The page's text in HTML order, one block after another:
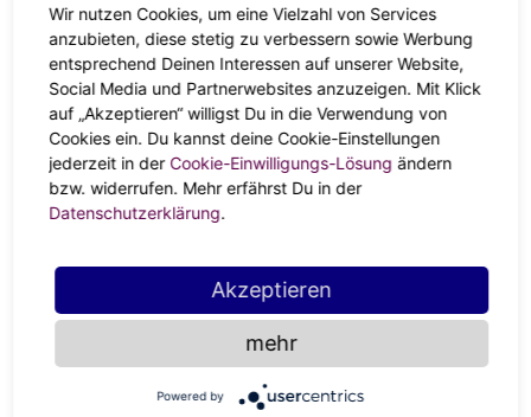
Ich bin für dich da
Ein Care-Paket für deineFernfreundschaft, mit der BFF und
ihrem Crush auf ein Doppeldate oder gleich eine
Patchwork-Community starten. Jetzt ist die perfekte Zeit für
Teamwork, kleine Gefallen und Dinge, die dich näher mit
deinen Mitmenschen zusammenschweißen.
Grünen beim Waldbadenoder Bird-Watching, mit
einem Coffee Tonic in der Hängematte oder Netflix-
Marathon mit Take-Out und viel Eiscreme, spielt keine
Rolle. Solange die Sonne im Krebs steht:Gönn dir eine
Wir nutzen Cookies, um eine Vielzahl von Services
anzubieten, diese stetig zu verbessern sowie Werbung
entsprechend Deinen Interessen auf unserer Website,
Social Media und Partnerwebsites anzuzeigen. Mit Klick
auf „Akzeptieren“ willigst Du in die Verwendung von
Cookies ein. Du kannst deine Cookie-Einstellungen
jederzeit in der Cookie-Einwilligungs-Lösung ändern
bzw. widerrufen. Mehr erfährst Du in der
Datenschutzerklärung.
Akzeptieren
mehr
Powered by